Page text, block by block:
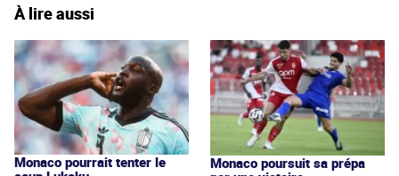
À lire aussi
Monaco pourrait tenter le
Monaco poursuit sa prépa